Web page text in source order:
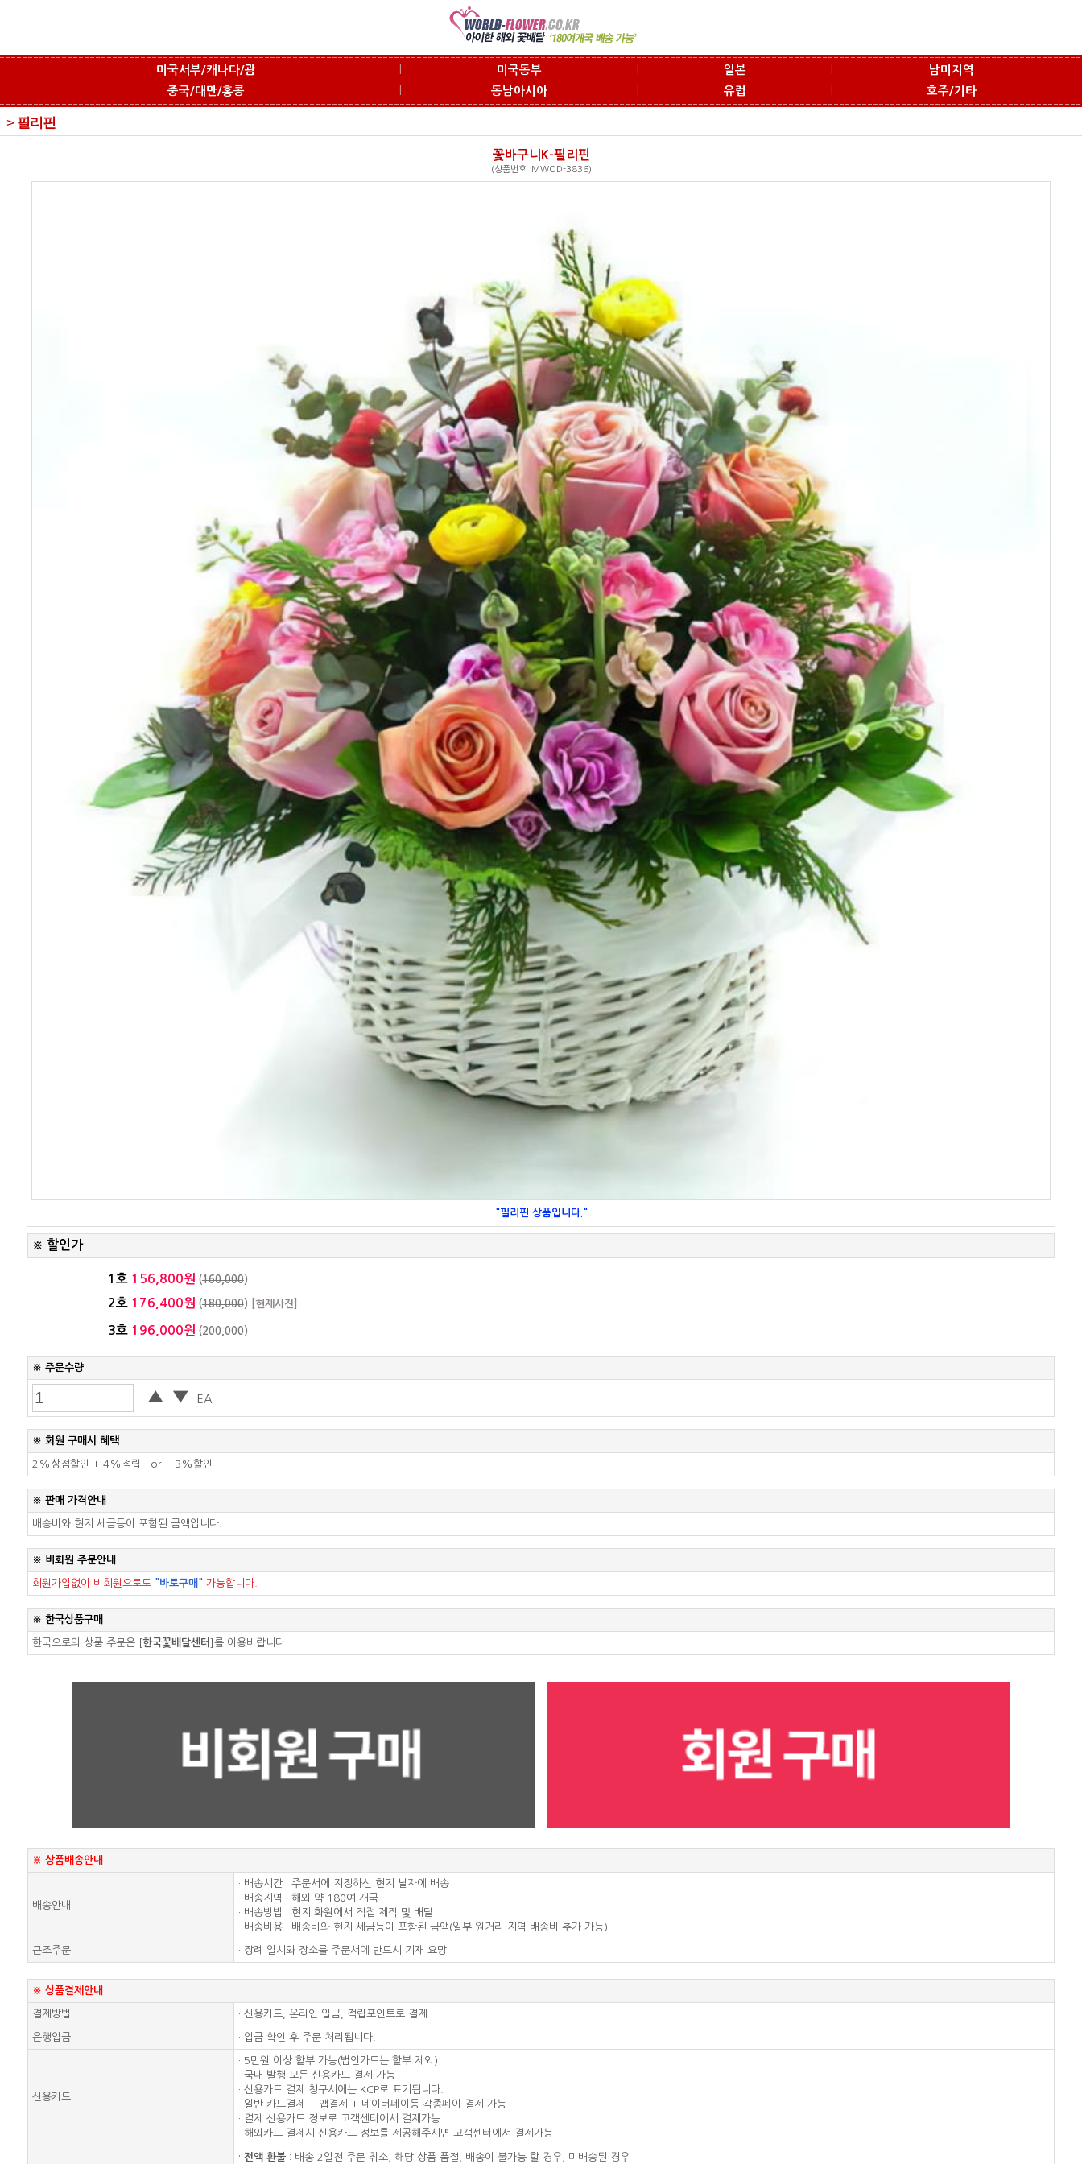
미국서부/캐나다/괌 미국동부 일본
남미지역
중국/대만/홍콩
동남아시아 유럽 호주/기타
> 필리핀
꽃바구니K-필리핀
(상품번호: MWOD-3836)
"필리핀 상품입니다."
※ 할인가
1호 156,800원 (160,000)
2호 176,400원 (180,000) [현재사진]
3호 196,000원 (200,000)
※ 주문수량
▲ ▼ EA
※ 회원 구매시 혜택
2%상점할인 + 4%적립 or 3%할인
※ 판매 가격안내
배송비와 현지 세금등이 포함된 금액입니다.
※ 비회원 주문안내
회원가입없이 비회원으로도 "바로구매" 가능합니다.
※ 한국상품구매
한국으로의 상품 주문은 [한국꽃배달센터 ] 를 이용바랍니다.
※ 상품배송안내
배송안내
· 배송시간 : 주문서에 지정하신 현지 날자에 배송
· 배송지역 : 해외 약 180여 개국
· 배송방법 : 현지 화원에서 직접 제작 및 배달
· 배송비용 : 배송비와 현지 세금등이 포함된 금액(일부 원거리 지역 배송비 추가 가능)
근조주문 · 장례 일시와 장소를 주문서에 반드시 기재 요망
※ 상품결제안내
결제방법 · 신용카드, 온라인 입금, 적립포인트로 결제
은행입금 · 입금 확인 후 주문 처리됩니다.
신용카드
· 5만원 이상 할부 가능(법인카드는 할부 제외)
· 국내 발행 모든 신용카드 결제 가능
· 신용카드 결제 청구서에는 KCP로 표기됩니다.
· 일반 카드결제 + 앱결제 + 네이버페이등 각종페이 결제 가능
· 결제 신용카드 정보로 고객센터에서 결제가능
· 해외카드 결제시 신용카드 정보를 제공해주시면 고객센터에서 결제가능
· 전액 환불 : 배송 2일전 주문 취소, 해당 상품 품절, 배송이 불가능 할 경우, 미배송된 경우